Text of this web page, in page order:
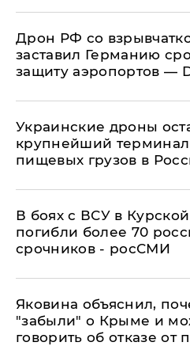
​Дрон РФ со
заставил Германию
защиту аэропортов —
Украинские дроны
крупнейший
пищевых грузов в
В боях с ВСУ в
погибли более 70
срочников - росСМИ
Яковина объяснил,
"забыли" о Крыме и
говорить об отказе от